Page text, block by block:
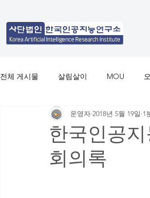
전체 게시물 살림살이 MOU
한국인공
회의록
운영자 2018년 5월 19일 1